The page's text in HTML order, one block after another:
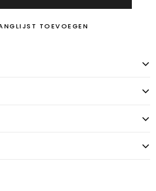
TOEVOEGEN